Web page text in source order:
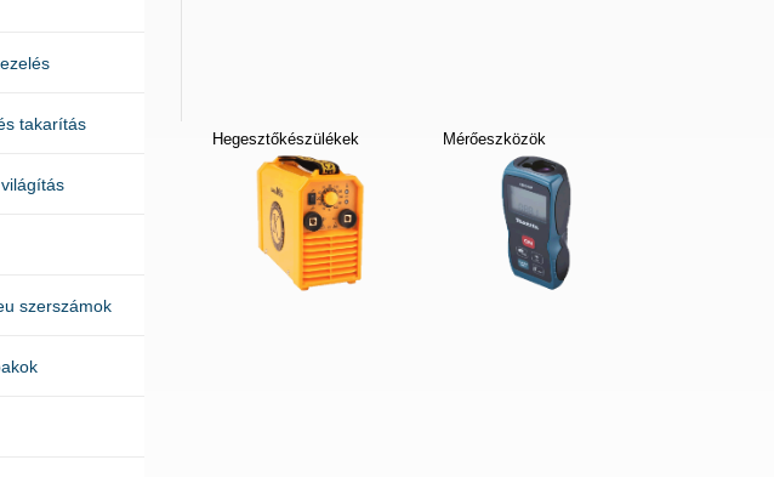
takarítás
szerszámok
Hegesztőkészülékek Mérőeszközök